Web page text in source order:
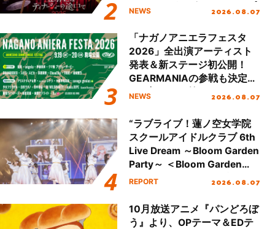
ュアル＆グッズラインナップ
NEWS 2026.08.07
「ナガノアニエラフェスタ
2026」全出演アーティスト
発表＆新ステージ初公開！
GEARMANIAの参戦も決定
し、初となる第3ステージの
NEWS 2026.08.07
“ラブライブ！蓮ノ空女学院
スクールアイドルクラブ 6th
Live Dream ～Bloom Garden
Party～ ＜Bloom Garden
Party Stage／埼玉公演＞”
REPORT 2026.08.07
10月放送アニメ『パンどろぼ
う』より、OPテーマ＆EDテ